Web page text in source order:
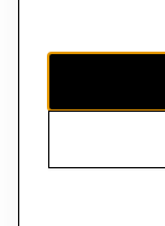
El contenido de
propiedad de